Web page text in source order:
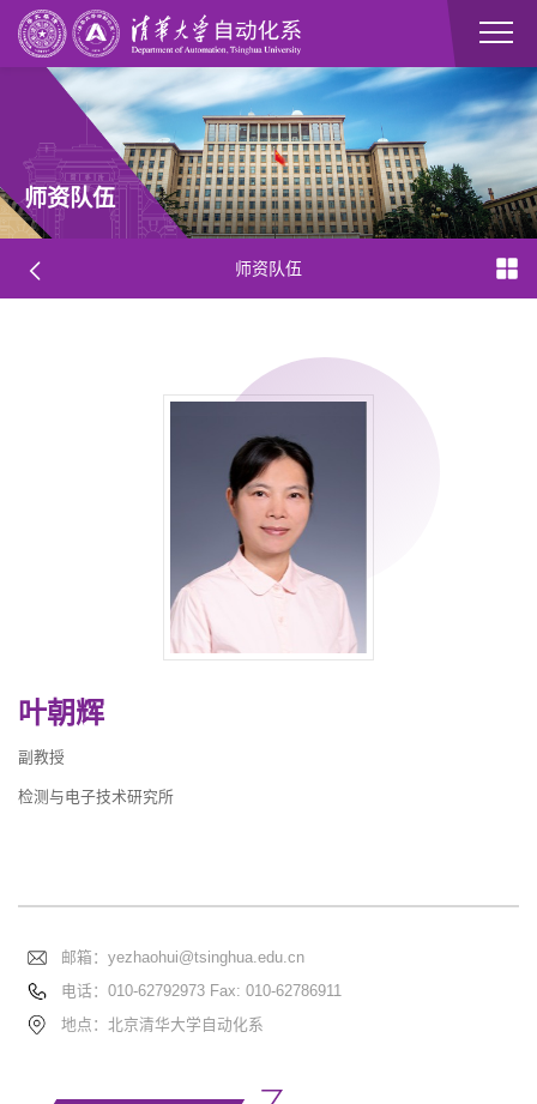
师资队伍
师资队伍
叶朝辉
副教授
检测与电子技术研究所
邮箱： yezhaohui@tsinghua.edu.cn
电话： 010-62792973 Fax: 010-62786911
地点：北京清华大学自动化系